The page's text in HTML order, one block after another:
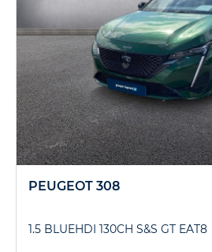
PEUGEOT 308
1.5 BLUEHDI 130CH S&S GT EAT8